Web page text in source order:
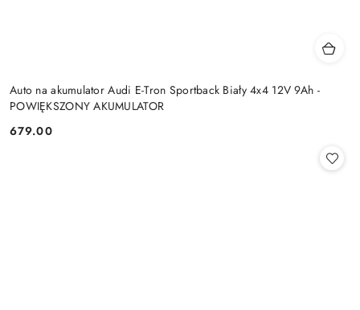
Auto na akumulator Audi E-Tron Sportback Biały 4x4 12V 9Ah -
POWIĘKSZONY AKUMULATOR
Cena:
679.00